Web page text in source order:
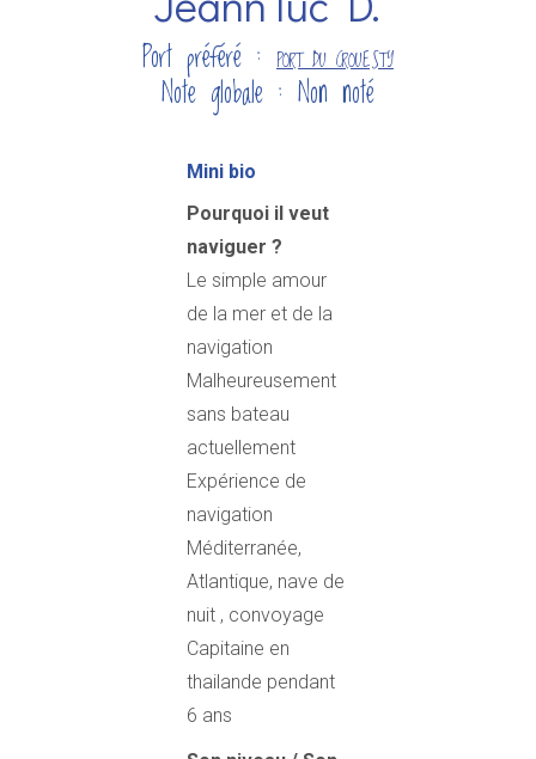
Port préféré : PORT DU CROUESTY
Note globale : Non noté
Mini bio
Pourquoi il veut
naviguer ?
Le simple amour
de la mer et de la
navigation
Malheureusement
sans bateau
actuellement
Expérience de
navigation
Méditerranée,
Atlantique, nave de
nuit , convoyage
Capitaine en
thailande pendant
6 ans